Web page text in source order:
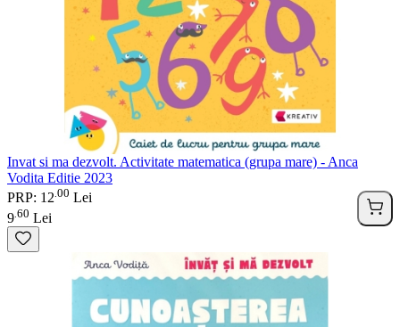
Invat si ma dezvolt. Activitate matematica (grupa mare) - Anca
Vodita Editie 2023
PRP: 12 00 Lei
9 60 Lei